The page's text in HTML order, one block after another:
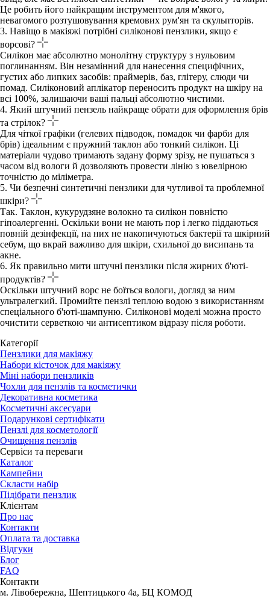
Це робить його найкращим інструментом для м'якого,
невагомого розтушовування кремових рум'ян та скульпторів.
3. Навіщо в макіяжі потрібні силіконові пензлики, якщо є
ворсові?
Силікон має абсолютно монолітну структуру з нульовим
поглинанням. Він незамінний для нанесення специфічних,
густих або липких засобів: праймерів, баз, глітеру, слюди чи
помад. Силіконовий аплікатор переносить продукт на шкіру на
всі 100%, залишаючи ваші пальці абсолютно чистими.
4. Який штучний пензель найкраще обрати для оформлення брів
та стрілок?
Для чіткої графіки (гелевих підводок, помадок чи фарби для
брів) ідеальним є пружний таклон або тонкий силікон. Ці
матеріали чудово тримають задану форму зрізу, не пушаться з
часом від вологи й дозволяють провести лінію з ювелірною
точністю до міліметра.
5. Чи безпечні синтетичні пензлики для чутливої та проблемної
шкіри?
Так. Таклон, кукурудзяне волокно та силікон повністю
гіпоалергенні. Оскільки вони не мають пор і легко піддаються
повній дезінфекції, на них не накопичуються бактерії та шкірний
себум, що вкрай важливо для шкіри, схильної до висипань та
акне.
6. Як правильно мити штучні пензлики після жирних б'юті-
продуктів?
Оскільки штучний ворс не боїться вологи, догляд за ним
ультралегкий. Промийте пензлі теплою водою з використанням
спеціального б'юті-шампуню. Силіконові моделі можна просто
очистити серветкою чи антисептиком відразу після роботи.
Категорії
Пензлики для макіяжу
Набори кісточок для макіяжу
Міні набори пензликів
Чохли для пензлів та косметички
Декоративна косметика
Косметичні аксесуари
Подарункові сертифікати
Пензлі для косметології
Очищення пензлів
Сервіси та переваги
Каталог
Кампейни
Скласти набір
Підібрати пензлик
Клієнтам
Про нас
Контакти
Оплата та доставка
Відгуки
Блог
FAQ
Контакти
м. Лівобережна, Шептицького 4а, БЦ КОМОД